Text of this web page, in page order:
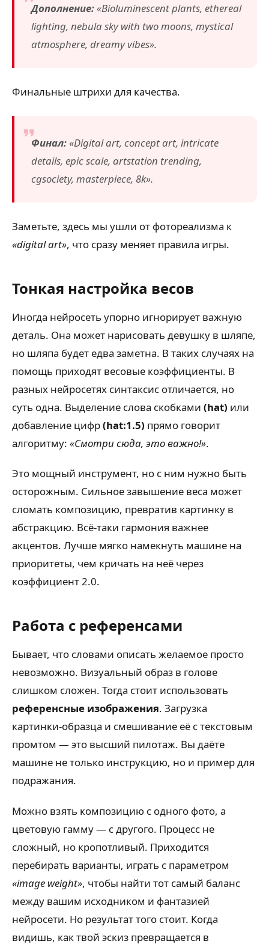
Дополнение:«Bioluminescent plants, ethereal
lighting, nebula sky with two moons, mystical
atmosphere, dreamy vibes».
Финальные штрихи для качества.
Финал:«Digital art, concept art, intricate
details, epic scale, artstation trending,
cgsociety, masterpiece, 8k».
Заметьте, здесь мы ушли от фотореализма к
«digital art», что сразу меняет правила игры.
Тонкая настройка весов
Иногда нейросеть упорно игнорирует важную
деталь. Она может нарисовать девушку в шляпе,
но шляпа будет едва заметна. В таких случаях на
помощь приходят весовые коэффициенты. В
разных нейросетях синтаксис отличается, но
суть одна. Выделение слова скобками (hat) или
добавление цифр(hat:1.5) прямо говорит
алгоритму: «Смотри сюда, это важно!».
Это мощный инструмент, но с ним нужно быть
осторожным. Сильное завышение веса может
сломать композицию, превратив картинку в
абстракцию. Всё-таки гармония важнее
акцентов. Лучше мягко намекнуть машине на
приоритеты, чем кричать на неё через
коэффициент 2.0.
Работа с референсами
Бывает, что словами описать желаемое просто
невозможно. Визуальный образ в голове
слишком сложен. Тогда стоит использовать
референсные изображения. Загрузка
картинки-образца и смешивание её с текстовым
промтом — это высший пилотаж. Вы даёте
машине не только инструкцию, но и пример для
подражания.
Можно взять композицию с одного фото, а
цветовую гамму — с другого. Процесс не
сложный, но кропотливый. Приходится
перебирать варианты, играть с параметром
«image weight», чтобы найти тот самый баланс
между вашим исходником и фантазией
нейросети. Но результат того стоит. Когда
видишь, как твой эскиз превращается в